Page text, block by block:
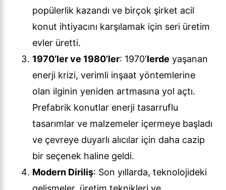
popülerlik kazandı ve birçok şirket acil
konut ihtiyacını karşılamak için seri üretim
evler üretti.
1970’ler ve 1980’ler: 1970′lerde yaşanan
enerji krizi, verimli inşaat yöntemlerine
olan ilginin yeniden artmasına yol açtı.
Prefabrik konutlar enerji tasarruflu
tasarımlar ve malzemeler içermeye başladı
ve çevreye duyarlı alıcılar için daha cazip
bir seçenek haline geldi.
Modern Diriliş: Son yıllarda, teknolojideki